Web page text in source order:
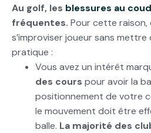
Au golf, les blessures au
fréquentes. Pour cette raison,
s’improviser joueur sans mettre
pratique :
Vous avez un intérêt
des cours pour avoir la
positionnement de votre
le mouvement doit être
balle. La majorité des